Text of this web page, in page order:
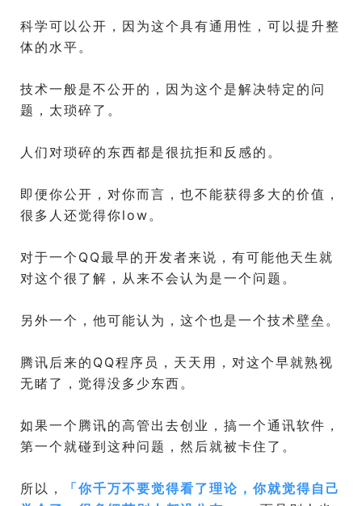
科学可以公开，因为这个具有通用性，可以提升整
体的水平。
技术一般是不公开的，因为这个是解决特定的问
题，太琐碎了。
人们对琐碎的东西都是很抗拒和反感的。
即便你公开，对你而言，也不能获得多大的价值，
很多人还觉得你low。
对于一个QQ最早的开发者来说，有可能他天生就
对这个很了解，从来不会认为是一个问题。
另外一个，他可能认为，这个也是一个技术壁垒。
腾讯后来的QQ程序员，天天用，对这个早就熟视
无睹了，觉得没多少东西。
如果一个腾讯的高管出去创业，搞一个通讯软件，
第一个就碰到这种问题，然后就被卡住了。
所以， 「你千万不要觉得看了理论，你就觉得自己